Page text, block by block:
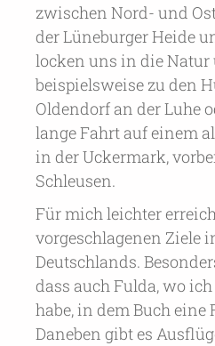
zwischen Nord- und
der Lüneburger Heide
locken uns in die
beispielsweise zu den
Oldendorf an der Luhe
lange Fahrt auf einem
in der Uckermark,
Schleusen.
Für mich leichter
vorgeschlagenen Ziele
Deutschlands.
dass auch Fulda, wo
habe, in dem Buch eine
Daneben gibt es